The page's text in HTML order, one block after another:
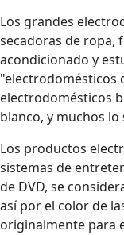
Los grandes
secadoras de ropa,
acondicionado y
"electrodomésticos
electrodomésticos
blanco, y muchos lo
Los productos
sistemas de
de DVD, se
así por el color de
originalmente para